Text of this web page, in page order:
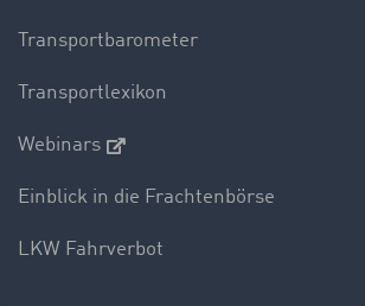
Transportbarometer
Transportlexikon
Webinars
Einblick in die Frachtenbörse
LKW Fahrverbot